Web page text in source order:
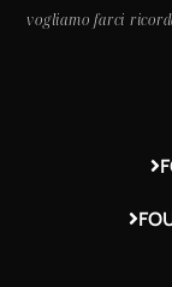
vogliamo farci